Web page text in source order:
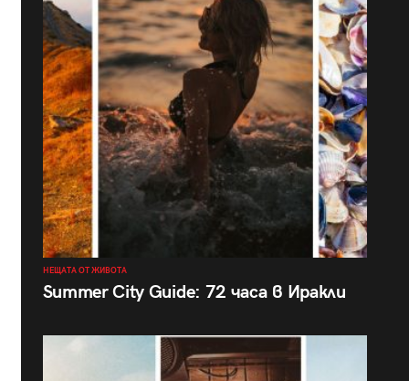
НЕЩАТА ОТ ЖИВОТА
Summer City Guide: 72 часа в Иракли